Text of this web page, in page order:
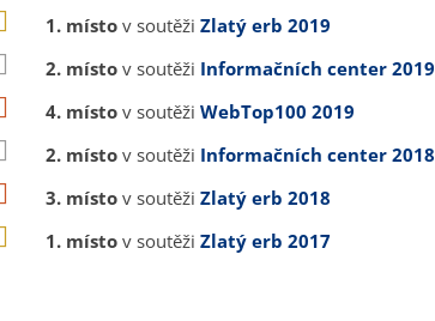
1. místo v soutěži Zlatý erb 2019
2. místo v soutěži Informačních center 2019
4. místo v soutěži WebTop100 2019
2. místo v soutěži Informačních center 2018
3. místo v soutěži Zlatý erb 2018
1. místo v soutěži Zlatý erb 2017